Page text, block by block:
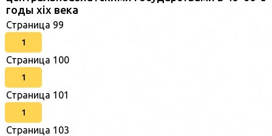
годы xix века
Страница 99
1
Страница 100
1
Страница 101
1
Страница 103